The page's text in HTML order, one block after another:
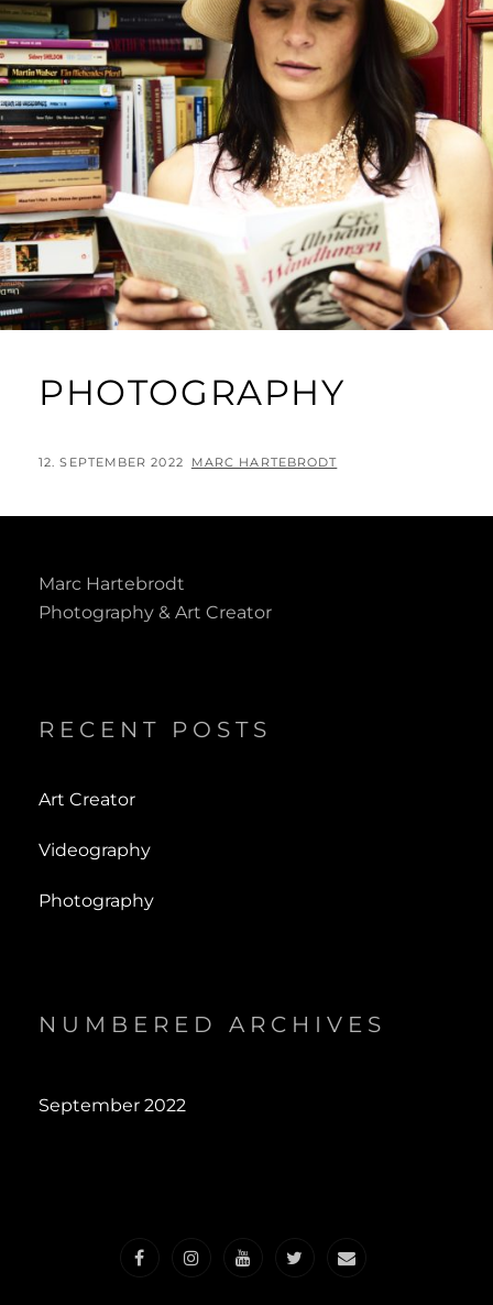
PHOTOGRAPHY
POSTED
12. SEPTEMBER 2022 BY
MARC HARTEBRODT
Marc Hartebrodt
Photography & Art Creator
RECENT POSTS
Art Creator
Videography
Photography
NUMBERED ARCHIVES
September 2022